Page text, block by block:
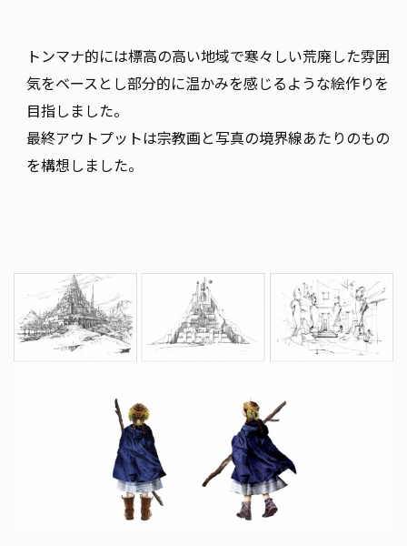
トンマナ的には標高の高い地域で寒々しい荒廃した雰囲
気をベースとし部分的に温かみを感じるような絵作りを
目指しました。
最終アウトプットは宗教画と写真の境界線あたりのもの
を構想しました。